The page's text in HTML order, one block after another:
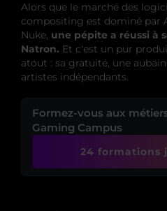
Alors que le marché des
compositing est dominé par
Nuke, une pépite a réussi à
Natron. Et c'est un pur
atout : sa gratuité, une
artistes indépendants.
Formez-vous aux
Gaming Campus
24 formations